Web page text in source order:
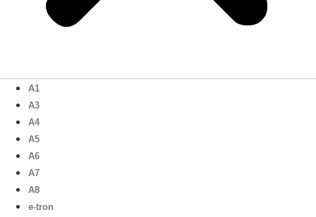
A1
A3
A4
A5
A6
A7
A8
e-tron